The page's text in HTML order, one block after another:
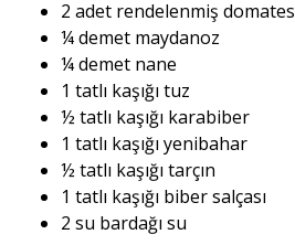
2 adet rendelenmiş domates
¼ demet maydanoz
¼ demet nane
1 tatlı kaşığı tuz
½ tatlı kaşığı karabiber
1 tatlı kaşığı yenibahar
½ tatlı kaşığı tarçın
1 tatlı kaşığı biber salçası
2 su bardağı su